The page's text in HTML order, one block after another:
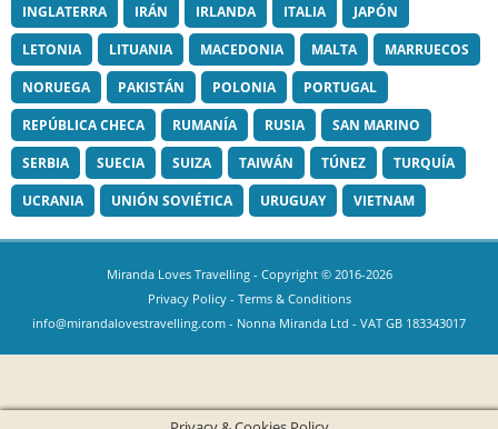
INGLATERRA
IRÁN IRLANDA ITALIA
JAPÓN
LETONIA
LITUANIA MACEDONIA MALTA
MARRUECOS
NORUEGA
PAKISTÁN POLONIA
PORTUGAL
REPÚBLICA CHECA
RUMANÍA RUSIA
SAN MARINO
SERBIA
SUECIA SUIZA TAIWÁN TÚNEZ
TURQUÍA
UCRANIA
UNIÓN SOVIÉTICA URUGUAY VIETNAM
Miranda Loves Travelling- Copyright © 2016-2026
Privacy Policy- Terms & Conditions
info@mirandalovestravelling.com - Nonna Miranda Ltd - VAT GB 183343017